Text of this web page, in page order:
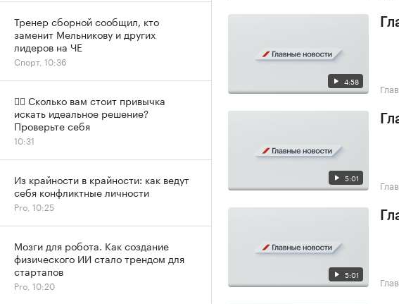
4:58
5:01
5:01
Тренер сборной сообщил, кто
заменит Мельникову и других
лидеров на ЧЕ
Спорт, 10:36
✍🏻 Сколько вам стоит привычка
искать идеальное решение?
Проверьте себя
10:31
Из крайности в крайности: как ведут
себя конфликтные личности
Pro, 10:25
Мозги для робота. Как создание
физического ИИ стало трендом для
стартапов
Pro, 10:20